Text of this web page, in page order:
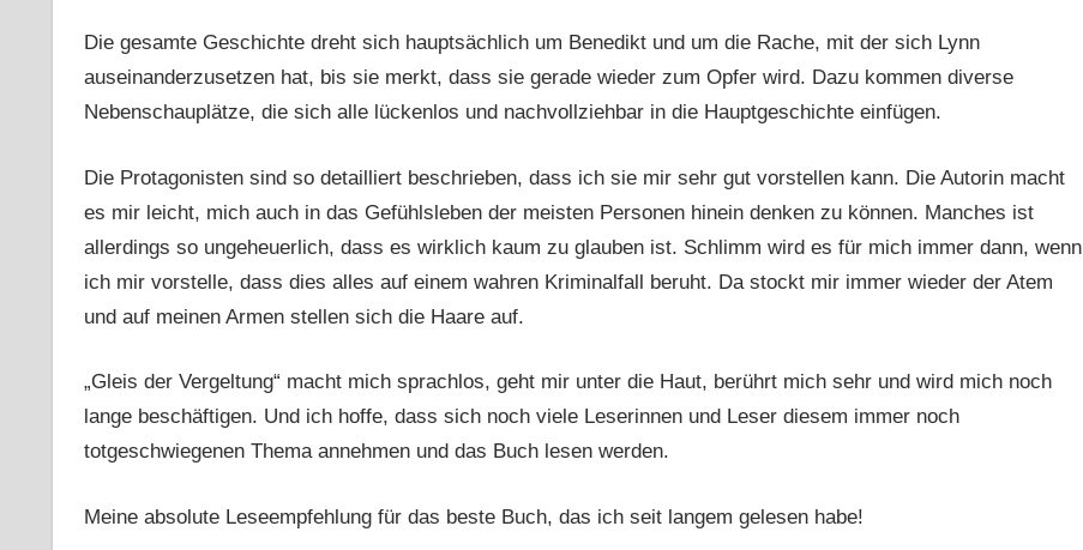
Die gesamte Geschichte dreht sich hauptsächlich um Benedikt und um die Rache, mit der sich Lynn
auseinanderzusetzen hat, bis sie merkt, dass sie gerade wieder zum Opfer wird. Dazu kommen diverse
Nebenschauplätze, die sich alle lückenlos und nachvollziehbar in die Hauptgeschichte einfügen.
Die Protagonisten sind so detailliert beschrieben, dass ich sie mir sehr gut vorstellen kann. Die Autorin macht
es mir leicht, mich auch in das Gefühlsleben der meisten Personen hinein denken zu können. Manches ist
allerdings so ungeheuerlich, dass es wirklich kaum zu glauben ist. Schlimm wird es für mich immer dann, wenn
ich mir vorstelle, dass dies alles auf einem wahren Kriminalfall beruht. Da stockt mir immer wieder der Atem
und auf meinen Armen stellen sich die Haare auf.
„Gleis der Vergeltung“ macht mich sprachlos, geht mir unter die Haut, berührt mich sehr und wird mich noch
lange beschäftigen. Und ich hoffe, dass sich noch viele Leserinnen und Leser diesem immer noch
totgeschwiegenen Thema annehmen und das Buch lesen werden.
Meine absolute Leseempfehlung für das beste Buch, das ich seit langem gelesen habe!